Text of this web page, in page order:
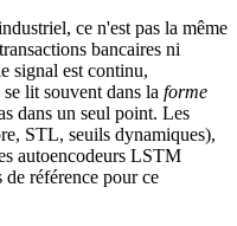
ce n'est pas la même
bancaires ni
signal est continu,
lit souvent dans la forme
dans un seul point. Les
STL, seuils dynamiques),
autoencodeurs LSTM
référence pour ce